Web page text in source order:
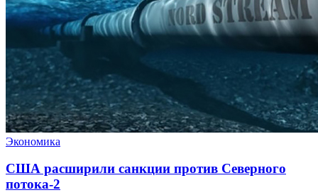
Экономика
США расширили санкции против Северного
потока-2